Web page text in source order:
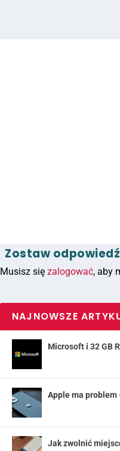
Zostaw odpowiedź
Musisz się zalogować, aby
NAJNOWSZE
Microsoft i 32 GB
Apple ma problem
Jak zwolnić